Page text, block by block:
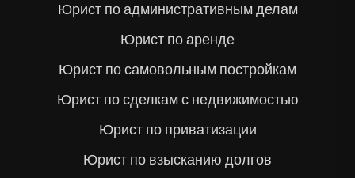
Юрист по административным делам
Юрист по аренде
Юрист по самовольным постройкам
Юрист по сделкам с недвижимостью
Юрист по приватизации
Юрист по взысканию долгов